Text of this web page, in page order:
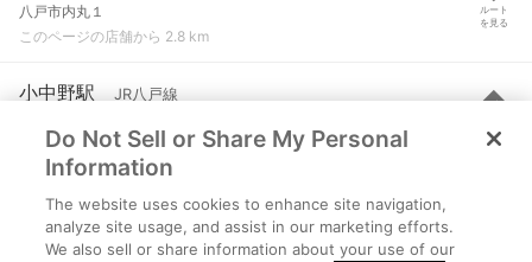
八戸市内丸１
このページの店舗から 2.8 km
ルート
を見る
小中野駅 JR八戸線
八戸市大字小中野町
このページの店舗から 4.7 km
ルート
を見る
陸奥市川駅 青い森鉄道線
八戸市市川町
Do Not Sell or Share My Personal
Information
The website uses cookies to enhance site navigation,
analyze site usage, and assist in our marketing efforts.
We also sell or share information about your use of our